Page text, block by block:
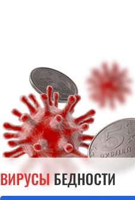
ВИРУСЫБЕДНОСТИ